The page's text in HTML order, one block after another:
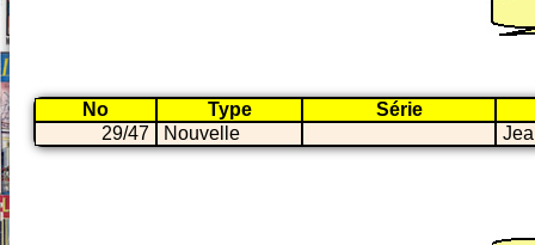
No Type
Série
29/47
Nouvelle